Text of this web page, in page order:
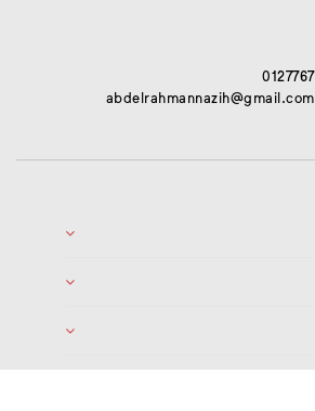
abdelrahmannazih@gmail.com